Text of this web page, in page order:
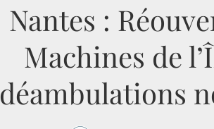
Nantes :
Machines de
déambulations